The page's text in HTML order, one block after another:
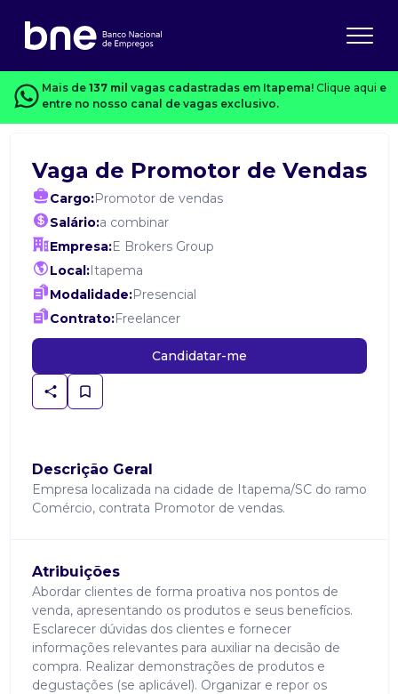
Mais de 137 mil vagas cadastradas em Itapema! Clique aqui e
entre no nosso canal de vagas exclusivo.
Vaga de Promotor de Vendas
Cargo:Promotor de vendas
Salário:a combinar
Empresa:E Brokers Group
Local:Itapema
Modalidade:Presencial
Contrato:Freelancer
Candidatar-me
Descrição Geral
Empresa localizada na cidade de Itapema/SC do ramo
Comércio, contrata Promotor de vendas.
Atribuições
Abordar clientes de forma proativa nos pontos de
venda, apresentando os produtos e seus benefícios.
Esclarecer dúvidas dos clientes e fornecer
informações relevantes para auxiliar na decisão de
compra. Realizar demonstrações de produtos e
degustações (se aplicável). Organizar e repor os